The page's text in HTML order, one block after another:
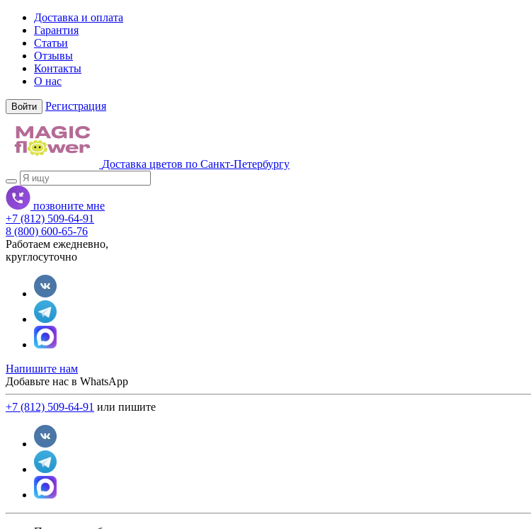
Доставка и оплата
Гарантия
Статьи
Отзывы
Контакты
О нас
Войти Регистрация
Доставка цветов по Санкт-Петербургу
позвоните мне
+7 (812) 509-64-91
8 (800) 600-65-76
Работаем ежедневно,
круглосуточно
Напишите нам
Добавьте нас в WhatsApp
+7 (812) 509-64-91 или пишите